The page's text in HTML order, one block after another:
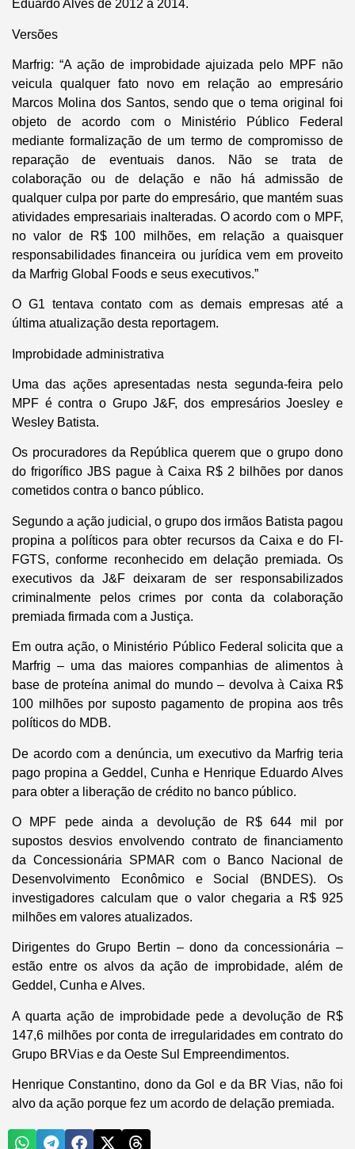
Eduardo Alves de 2012 a 2014.
Versões
Marfrig: “A ação de improbidade ajuizada pelo MPF não
veicula qualquer fato novo em relação ao empresário
Marcos Molina dos Santos, sendo que o tema original foi
objeto de acordo com o Ministério Público Federal
mediante formalização de um termo de compromisso de
reparação de eventuais danos. Não se trata de
colaboração ou de delação e não há admissão de
qualquer culpa por parte do empresário, que mantém suas
atividades empresariais inalteradas. O acordo com o MPF,
no valor de R$ 100 milhões, em relação a quaisquer
responsabilidades financeira ou jurídica vem em proveito
da Marfrig Global Foods e seus executivos.”
O G1 tentava contato com as demais empresas até a
última atualização desta reportagem.
Improbidade administrativa
Uma das ações apresentadas nesta segunda-feira pelo
MPF é contra o Grupo J&F, dos empresários Joesley e
Wesley Batista.
Os procuradores da República querem que o grupo dono
do frigorífico JBS pague à Caixa R$ 2 bilhões por danos
cometidos contra o banco público.
Segundo a ação judicial, o grupo dos irmãos Batista pagou
propina a políticos para obter recursos da Caixa e do FI-
FGTS, conforme reconhecido em delação premiada. Os
executivos da J&F deixaram de ser responsabilizados
criminalmente pelos crimes por conta da colaboração
premiada firmada com a Justiça.
Em outra ação, o Ministério Público Federal solicita que a
Marfrig – uma das maiores companhias de alimentos à
base de proteína animal do mundo – devolva à Caixa R$
100 milhões por suposto pagamento de propina aos três
políticos do MDB.
De acordo com a denúncia, um executivo da Marfrig teria
pago propina a Geddel, Cunha e Henrique Eduardo Alves
para obter a liberação de crédito no banco público.
O MPF pede ainda a devolução de R$ 644 mil por
supostos desvios envolvendo contrato de financiamento
da Concessionária SPMAR com o Banco Nacional de
Desenvolvimento Econômico e Social (BNDES). Os
investigadores calculam que o valor chegaria a R$ 925
milhões em valores atualizados.
Dirigentes do Grupo Bertin – dono da concessionária –
estão entre os alvos da ação de improbidade, além de
Geddel, Cunha e Alves.
A quarta ação de improbidade pede a devolução de R$
147,6 milhões por conta de irregularidades em contrato do
Grupo BRVias e da Oeste Sul Empreendimentos.
Henrique Constantino, dono da Gol e da BR Vias, não foi
alvo da ação porque fez um acordo de delação premiada.